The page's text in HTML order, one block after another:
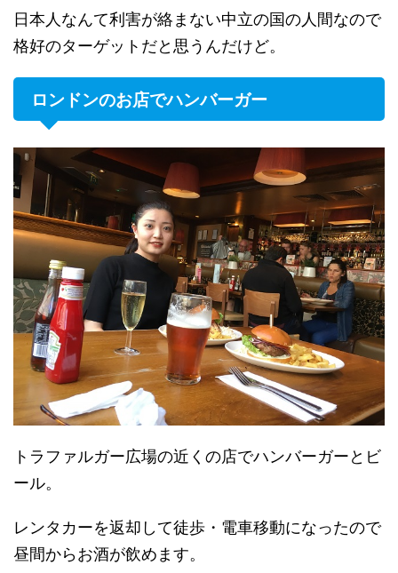
日本人なんて利害が絡まない中立の国の人間なので
格好のターゲットだと思うんだけど。
ロンドンのお店でハンバーガー
トラファルガー広場の近くの店でハンバーガーとビ
ール。
レンタカーを返却して徒歩・電車移動になったので
昼間からお酒が飲めます。